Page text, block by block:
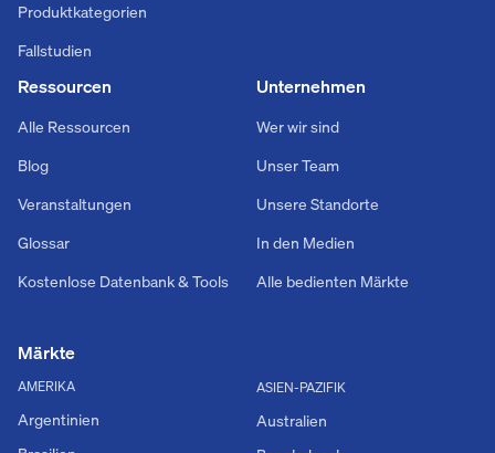
Produktkategorien
Fallstudien
Ressourcen
Alle Ressourcen
Blog
Veranstaltungen
Glossar
Kostenlose Datenbank & Tools
Unternehmen
Wer wir sind
Unser Team
Unsere Standorte
In den Medien
Alle bedienten Märkte
Märkte
AMERIKA
Argentinien
ASIEN-PAZIFIK
Australien